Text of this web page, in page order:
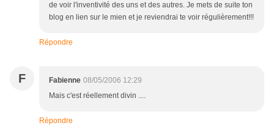
de voir l'inventivité des uns et des autres. Je mets de suite ton
blog en lien sur le mien et je reviendrai te voir régulièrement!!!
Répondre
F Fabienne 08/05/2006 12:29
Mais c'est réellement divin ....
Répondre